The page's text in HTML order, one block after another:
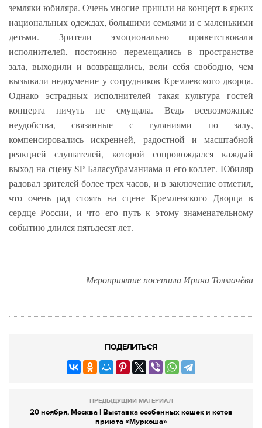
земляки юбиляра. Очень многие пришли на концерт в ярких
национальных одеждах, большими семьями и с маленькими
детьми. Зрители эмоционально приветствовали
исполнителей, постоянно перемещались в пространстве
зала, выходили и возвращались, вели себя свободно, чем
вызывали недоумение у сотрудников Кремлевского дворца.
Однако эстрадных исполнителей такая культура гостей
концерта ничуть не смущала. Ведь всевозможные
неудобства, связанные с гуляниями по залу,
компенсировались искренней, радостной и масштабной
реакцией слушателей, которой сопровождался каждый
выход на сцену SP Баласубраманиама и его коллег. Юбиляр
радовал зрителей более трех часов, и в заключение отметил,
что очень рад стоять на сцене Кремлевского Дворца в
сердце России, и что его путь к этому знаменательному
событию длился пятьдесят лет.
Мероприятие посетила Ирина Толмачёва
ПОДЕЛИТЬСЯ
ПРЕДЫДУЩИЙ МАТЕРИАЛ
20 ноября, Москва | Выставка особенных кошек и котов
приюта «Муркоша»